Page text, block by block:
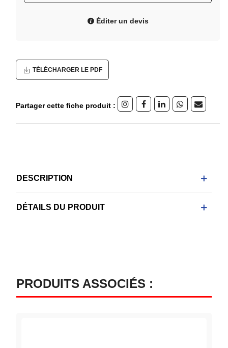
Éditer un devis
TÉLÉCHARGER LE PDF
Partager cette fiche produit :
DESCRIPTION
DÉTAILS DU PRODUIT
PRODUITS ASSOCIÉS :